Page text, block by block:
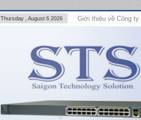
Thursday , August 6 2026 Giới thiệu về Công ty